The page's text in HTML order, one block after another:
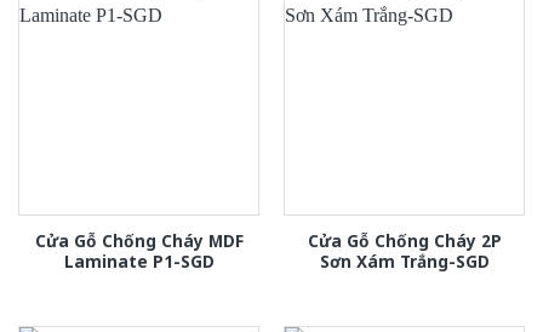
Cửa Gỗ Chống Cháy MDF
Laminate P1-SGD
Cửa Gỗ Chống Cháy 2P
Sơn Xám Trắng-SGD